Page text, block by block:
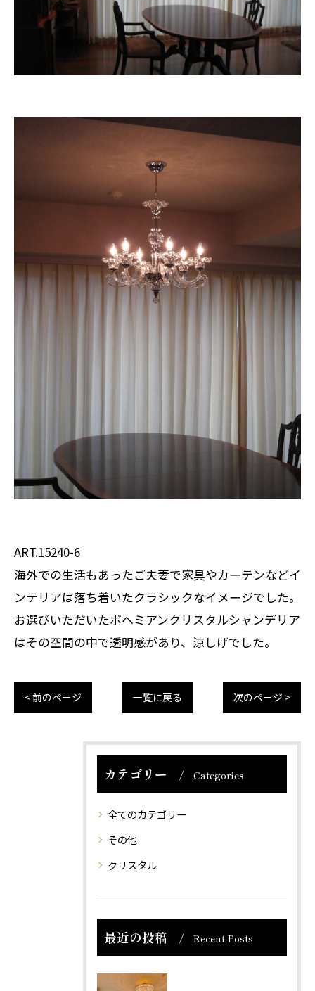
ART.15240-6
海外での生活もあったご夫妻で家具やカーテンなどイ
ンテリアは落ち着いたクラシックなイメージでした。
お選びいただいたボヘミアンクリスタルシャンデリア
はその空間の中で透明感があり、涼しげでした。
< 前のページ 一覧に戻る 次のページ >
カテゴリー Categories
全てのカテゴリー
その他
クリスタル
最近の投稿 Recent Posts